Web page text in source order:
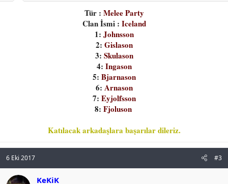
Tür : Melee Party
Clan İsmi : Iceland
1: Johnsson
2: Gislason
3: Skulason
4: Ingason
5: Bjarnason
6: Arnason
7: Eyjolfsson
8: Fjoluson
Katılacak arkadaşlara başarılar dileriz.
6 Eki 2017 #3
KeKiK